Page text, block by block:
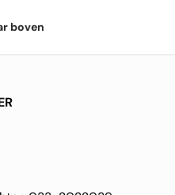
boven